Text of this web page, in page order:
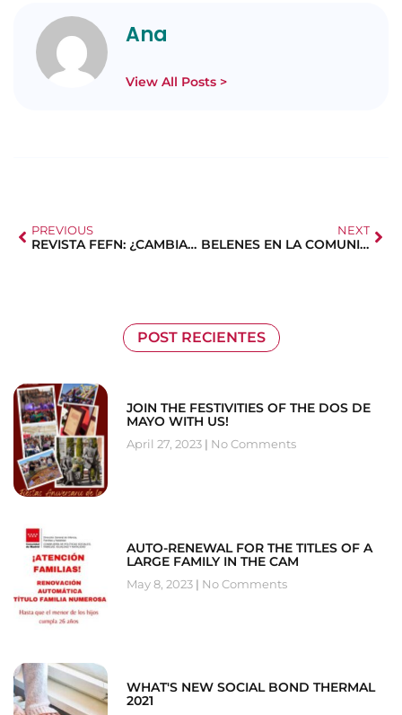
Ana
View All Posts >
PREVIOUS
REVISTA FEFN: ¿CAMBIASTE DE DOMICILIO?
NEXT
BELENES EN LA COMUNIDAD DE MADRID 2025
POST RECIENTES
JOIN THE FESTIVITIES OF THE DOS DE
MAYO WITH US!
April 27, 2023 No Comments
AUTO-RENEWAL FOR THE TITLES OF A
LARGE FAMILY IN THE CAM
May 8, 2023 No Comments
WHAT'S NEW SOCIAL BOND THERMAL
2021